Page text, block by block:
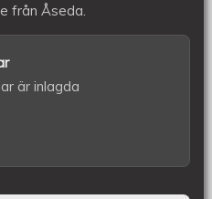
från Åseda.
är inlagda